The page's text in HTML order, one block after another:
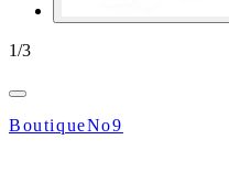
1/3
BoutiqueNo9